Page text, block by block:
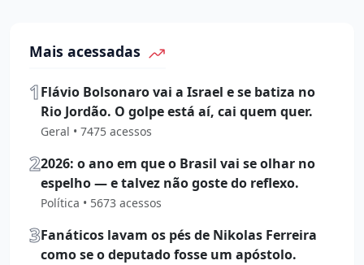
Mais acessadas
1Flávio Bolsonaro vai a Israel e se batiza no
Rio Jordão. O golpe está aí, cai quem quer.
Geral • 7475 acessos
22026: o ano em que o Brasil vai se olhar no
espelho — e talvez não goste do reflexo.
Política • 5673 acessos
3Fanáticos lavam os pés de Nikolas Ferreira
como se o deputado fosse um apóstolo.